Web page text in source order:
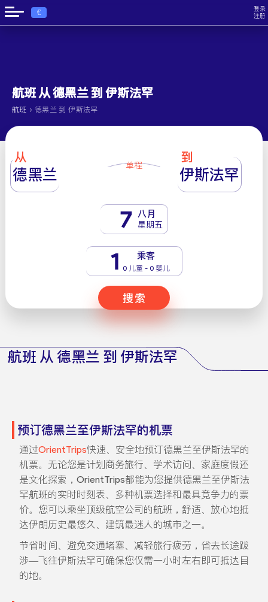
€
登录
注册
航班 从 德黑兰 到 伊斯法罕
航班 › 德黑兰 到 伊斯法罕
从
德黑兰 单程
到
伊斯法罕
7 八月
星期五
1 乘客
0 儿童 - 0 婴儿
搜索
航班 从 德黑兰 到 伊斯法罕
预订德黑兰至伊斯法罕的机票
通过OrientTrips快速、安全地预订德黑兰至伊斯法罕的
机票。无论您是计划商务旅行、学术访问、家庭度假还
是文化探索，OrientTrips都能为您提供德黑兰至伊斯法
罕航班的实时时刻表、多种机票选择和最具竞争力的票
价。您可以乘坐顶级航空公司的航班，舒适、放心地抵
达伊朗历史最悠久、建筑最迷人的城市之一。
节省时间、避免交通堵塞、减轻旅行疲劳，省去长途跋
涉—飞往伊斯法罕可确保您仅需一小时左右即可抵达目
的地。